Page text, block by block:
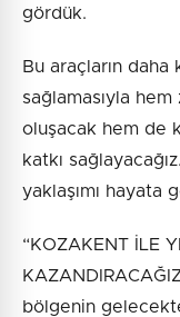
gördük.
Bu araçların daha
sağlamasıyla
oluşacak hem de
katkı
yaklaşımı hayata
“KOZAKENT İLE
bölgenin